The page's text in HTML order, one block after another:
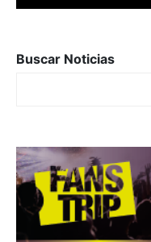
Buscar Noticias